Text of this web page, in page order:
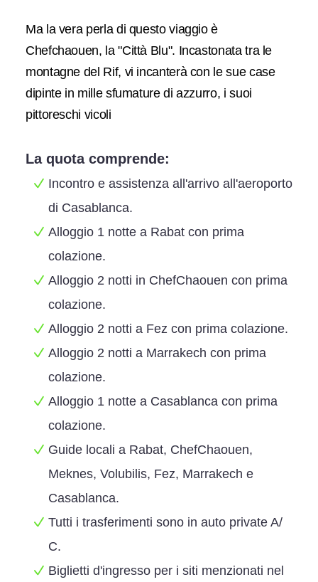
Ma la vera perla di questo viaggio è
Chefchaouen, la "Città Blu". Incastonata tra le
montagne del Rif, vi incanterà con le sue case
dipinte in mille sfumature di azzurro, i suoi
pittoreschi vicoli
La quota comprende:
Incontro e assistenza all'arrivo all'aeroporto
di Casablanca.
Alloggio 1 notte a Rabat con prima
colazione.
Alloggio 2 notti in ChefChaouen con prima
colazione.
Alloggio 2 notti a Fez con prima colazione.
Alloggio 2 notti a Marrakech con prima
colazione.
Alloggio 1 notte a Casablanca con prima
colazione.
Guide locali a Rabat, ChefChaouen,
Meknes, Volubilis, Fez, Marrakech e
Casablanca.
Tutti i trasferimenti sono in auto private A/
C.
Biglietti d'ingresso per i siti menzionati nel